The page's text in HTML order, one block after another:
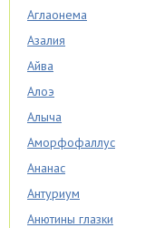
Аглаонема
Азалия
Айва
Алоэ
Алыча
Аморфофаллус
Ананас
Антуриум
Анютины глазки